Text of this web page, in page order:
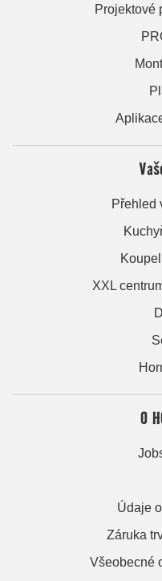
Projektové
Přehled
XXL
O
Údaje
Záruka
Všeobecné